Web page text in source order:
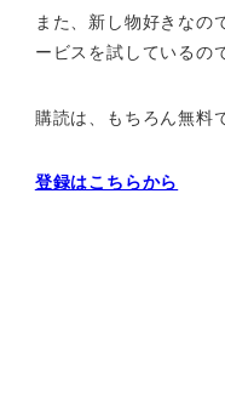
また、新し物好きなの
ービスを試しているの
購読は、もちろん無料
登録はこちらから